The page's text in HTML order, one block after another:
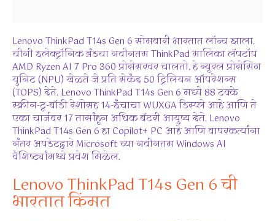
Lenovo ThinkPad T14s Gen 6 सोमवारी भारतात लॉन्च झाला.
चीनी इलेक्ट्रॉनिक ब्रँडचा नवीनतम ThinkPad मालिका लॅपटॉप
AMD Ryzen AI 7 Pro 360 प्रोसेसरवर चालतो. हे न्यूरल प्रोसेसिंग
युनिट (NPU) खेळते जे प्रति सेकंद 50 ट्रिलियन ऑपरेशन्स
(TOPS) देते. Lenovo ThinkPad T14s Gen 6 मध्ये 88 टक्के
स्क्रीन-टू-बॉडी रेशोसह 14-इंचाचा WUXGA डिस्प्ले आहे आणि ते
एका चार्जवर 17 तासांहून अधिक बॅटरी आयुष्य देते. Lenovo
ThinkPad T14s Gen 6 हा Copilot+ PC आहे आणि वापरकर्त्यांना
नंतर अपडेटद्वारे Microsoft च्या नवीनतम Windows AI
वैशिष्ट्यांमध्ये प्रवेश मिळेल.
Lenovo ThinkPad T14s Gen 6 ची
भारतात किंमत